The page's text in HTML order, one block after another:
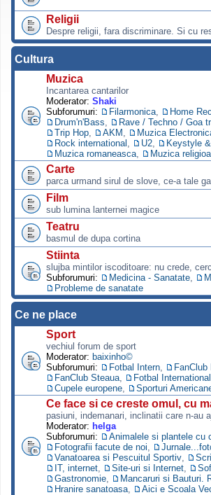
Religii
Despre religii, fara discriminare. Si cu
Cultura
Muzica
Incantarea cantarilor
Moderator: Shaki
Subforumuri:
Filarmonica Home
Drum'n'Bass
Rave / Techno / Goa
Trip Hop
AKM Muzica
Rock international
U2 Keystyle
Muzica romaneasca
Muzica
Carte
parca urmand sirul de slove, ce-a tale
Film
sub lumina lanternei magice
Teatru
basmul de dupa cortina
Stiinta
slujba mintilor iscoditoare: nu crede,
Subforumuri:
Medicina - Sanatate
Probleme de sanatate
Ce ne place
Sport
vechiul forum de sport
Moderator: baixinho©
Subforumuri:
Fotbal Intern FanClub
FanClub Steaua
Fotbal International
Cupele europene
Sporturi
Ce face si ce creste omul, cu
pasiuni, indemanari, inclinatii care n-au
Moderator: helga
Subforumuri:
Animalele si plantele cu
Fotografii facute de noi
Vanatoarea si Pescuitul Sportiv
IT, internet
Site-uri si Internet
Gastronomie
Mancaruri si Bauturi.
Hranire sanatoasa
Aici e Scoala